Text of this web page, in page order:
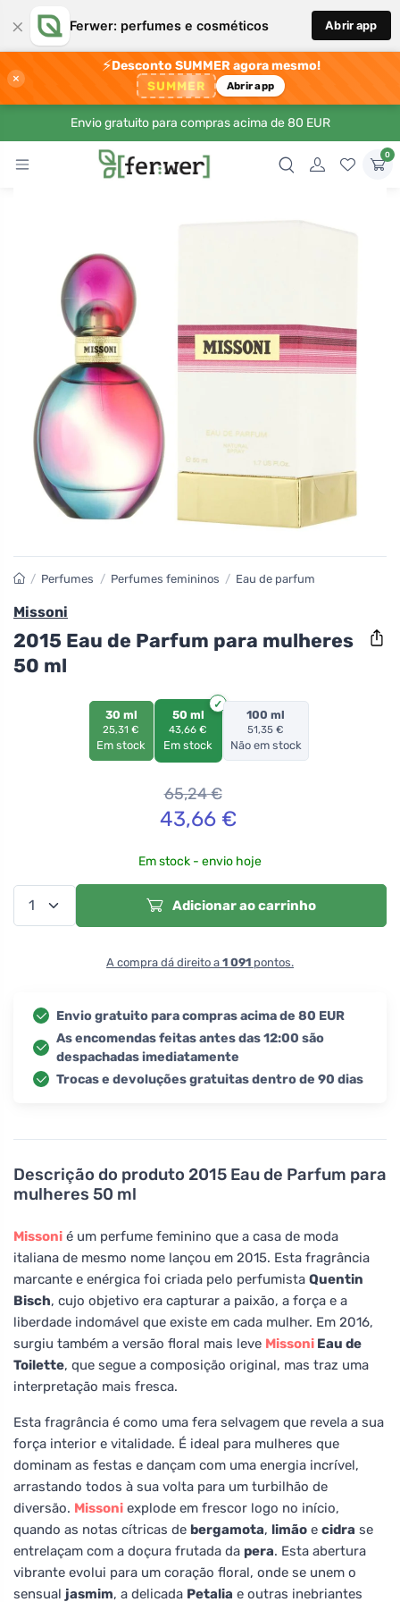
× Ferwer: perfumes e cosméticos Abrir app
×
⚡Desconto SUMMER agora mesmo!
SUMMER Abrir app
Envio gratuito para compras acima de 80 EUR
0
Descrição do produto 2015 Eau de Parfum para
mulheres 50 ml
Missoni é um perfume feminino que a casa de moda
italiana de mesmo nome lançou em 2015. Esta fragrância
marcante e enérgica foi criada pelo perfumista Quentin
Bisch, cujo objetivo era capturar a paixão, a força e a
liberdade indomável que existe em cada mulher. Em 2016,
surgiu também a versão floral mais leve Missoni Eau de
Toilette, que segue a composição original, mas traz uma
interpretação mais fresca.
Esta fragrância é como uma fera selvagem que revela a sua
força interior e vitalidade. É ideal para mulheres que
dominam as festas e dançam com uma energia incrível,
arrastando todos à sua volta para um turbilhão de
diversão. Missoni explode em frescor logo no início,
quando as notas cítricas de bergamota, limão e cidra se
entrelaçam com a doçura frutada da pera. Esta abertura
vibrante evolui para um coração floral, onde se unem o
sensual jasmim, a delicada Petalia e outras inebriantes
/ Perfumes / Perfumes femininos / Eau de parfum
Missoni
2015 Eau de Parfum para mulheres
50 ml
30 ml
25,31 €
Em stock
50 ml
43,66 €
Em stock
100 ml
51,35 €
Não em stock
65,24€
43,66 €
Em stock - envio hoje
Adicionar ao carrinho
A compra dá direito a 1 091 pontos.
Envio gratuito para compras acima de 80 EUR
As encomendas feitas antes das 12:00 são
despachadas imediatamente
Trocas e devoluções gratuitas dentro de 90 dias